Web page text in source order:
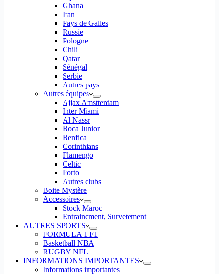
Ghana
Iran
Pays de Galles
Russie
Pologne
Chili
Qatar
Sénégal
Serbie
Autres pays
Autres équipes
Ajjax Amstterdam
Inter Miami
Al Nassr
Boca Junior
Benfica
Corinthians
Flamengo
Celtic
Porto
Autres clubs
Boite Mystère
Accessoires
Stock Maroc
Entrainement, Survetement
AUTRES SPORTS
FORMULA 1 F1
Basketball NBA
RUGBY NFL
INFORMATIONS IMPORTANTES
Informations importantes